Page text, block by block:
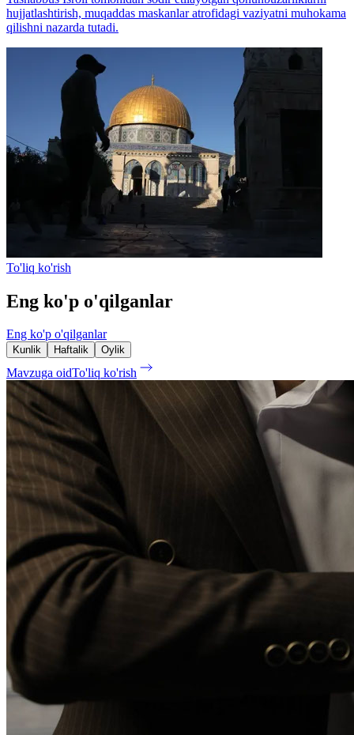
hujjatlashtirish, muqaddas maskanlar atrofidagi vaziyatni muhokama
qilishni nazarda tutadi.
To'liq ko'rish
Eng ko'p o'qilganlar
Eng ko'p o'qilganlar
Kunlik Haftalik Oylik
Mavzuga oidTo'liq ko'rish